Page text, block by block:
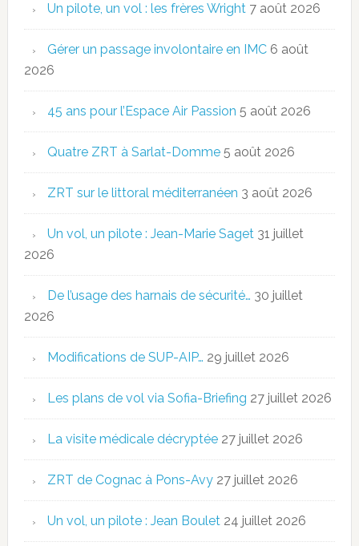
Un pilote, un vol : les frères Wright 7 août 2026
Gérer un passage involontaire en IMC 6 août
2026
45 ans pour l’Espace Air Passion 5 août 2026
Quatre ZRT à Sarlat-Domme 5 août 2026
ZRT sur le littoral méditerranéen 3 août 2026
Un vol, un pilote : Jean-Marie Saget 31 juillet
2026
De l’usage des harnais de sécurité… 30 juillet
2026
Modifications de SUP-AIP… 29 juillet 2026
Les plans de vol via Sofia-Briefing 27 juillet 2026
La visite médicale décryptée 27 juillet 2026
ZRT de Cognac à Pons-Avy 27 juillet 2026
Un vol, un pilote : Jean Boulet 24 juillet 2026